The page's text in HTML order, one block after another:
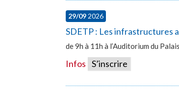
29/09 2026
SDETP : Les infrastructures
de 9h à 11h à l’Auditorium du
Infos S’inscrire